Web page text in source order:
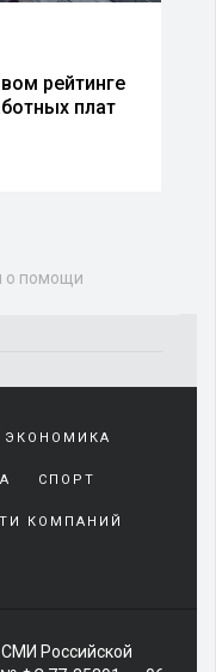
рейтинге
плат
о помощи
ЭКОНОМИКА
СПОРТ
КОМПАНИЙ
Российской